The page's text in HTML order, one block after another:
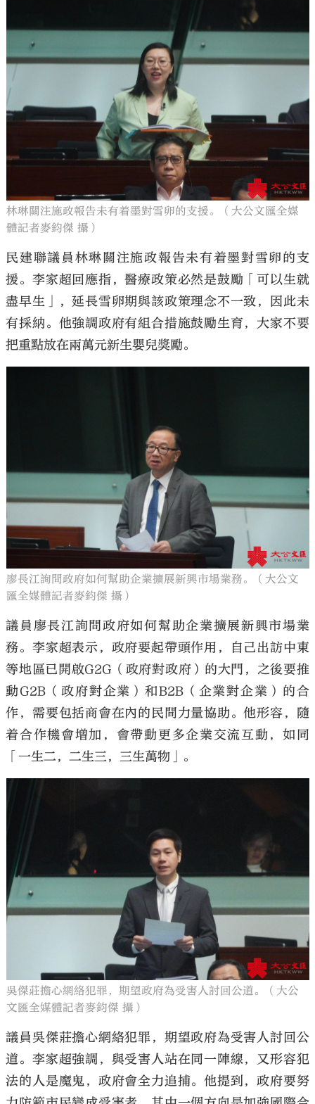
林琳關注施政報告未有着墨對雪卵的支援。（大公文匯全媒
體記者麥鈞傑 攝）
民建聯議員林琳關注施政報告未有着墨對雪卵的支
援。李家超回應指，醫療政策必然是鼓勵「可以生就
盡早生」，延長雪卵期與該政策理念不一致，因此未
有採納。他強調政府有組合措施鼓勵生育，大家不要
把重點放在兩萬元新生嬰兒獎勵。
廖長江詢問政府如何幫助企業擴展新興市場業務。（大公文
匯全媒體記者麥鈞傑 攝）
議員廖長江詢問政府如何幫助企業擴展新興市場業
務。李家超表示，政府要起帶頭作用，自己出訪中東
等地區已開啟G2G（政府對政府）的大門，之後要推
動G2B（政府對企業）和B2B（企業對企業）的合
作，需要包括商會在內的民間力量協助。他形容，隨
着合作機會增加，會帶動更多企業交流互動，如同
「一生二，二生三，三生萬物」。
吳傑莊擔心網絡犯罪，期望政府為受害人討回公道。（大公
文匯全媒體記者麥鈞傑 攝）
議員吳傑莊擔心網絡犯罪，期望政府為受害人討回公
道。李家超強調，與受害人站在同一陣線，又形容犯
法的人是魔鬼，政府會全力追捕。他提到，政府要努